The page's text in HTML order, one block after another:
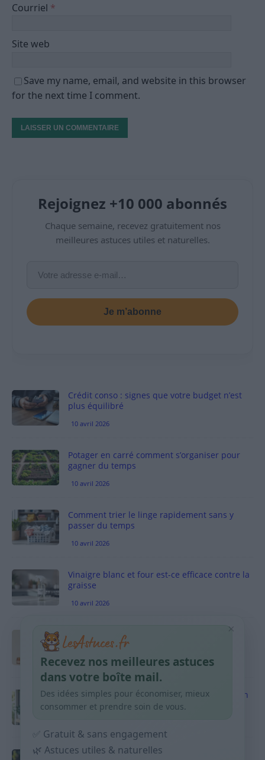
Courriel *
Site web
Save my name, email, and website in this browser
for the next time I comment.
Rejoignez +10 000 abonnés
Chaque semaine, recevez gratuitement nos
meilleures astuces utiles et naturelles.
Je m’abonne
Crédit conso : signes que votre budget n’est
plus équilibré
10 avril 2026
Potager en carré comment s’organiser pour
gagner du temps
10 avril 2026
Comment trier le linge rapidement sans y
passer du temps
10 avril 2026
Vinaigre blanc et four est-ce efficace contre la
graisse
10 avril 2026
Taches pigmentaires : routine simple +
habitudes qui aident
9 avril 2026
Produits ménagers : comment économiser en
courses sans acheter 10 sprays
Budget mensuel : méthode rapide pour
×
Recevez nos meilleures astuces
dans votre boîte mail.
Des idées simples pour économiser, mieux
consommer et prendre soin de vous.
✅ Gratuit & sans engagement
🌿 Astuces utiles & naturelles